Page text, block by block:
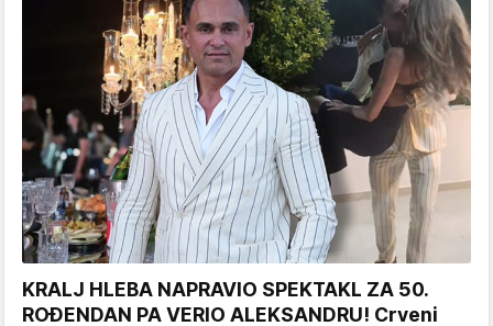
KRALJ HLEBA NAPRAVIO SPEKTAKL ZA 50.
ROĐENDAN PA VERIO ALEKSANDRU! Crveni